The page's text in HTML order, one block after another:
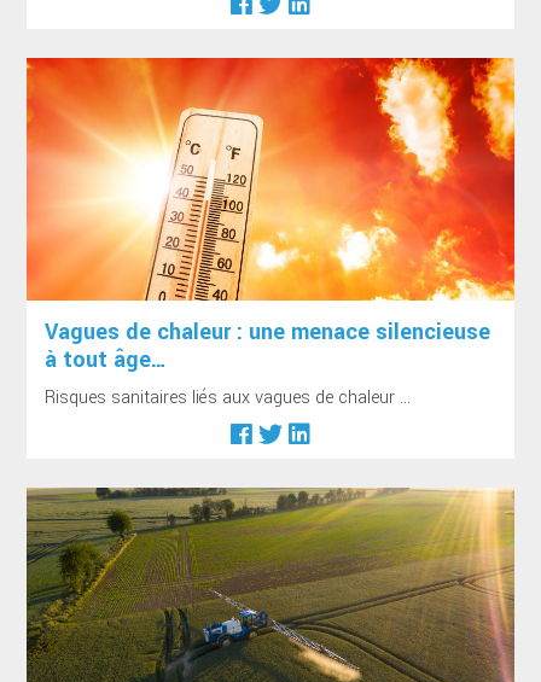
Vagues de chaleur : une menace silencieuse
à tout âge…
Risques sanitaires liés aux vagues de chaleur ...